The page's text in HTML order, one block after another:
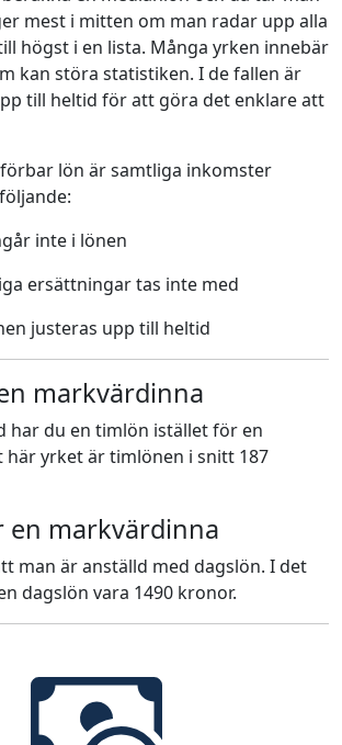
mest i mitten om man radar upp alla
högst i en lista. Många yrken innebär
kan störa statistiken. I de fallen är
till heltid för att göra det enklare att
lön är samtliga inkomster
inte i lönen
ersättningar tas inte med
justeras upp till heltid
markvärdinna
har du en timlön istället för en
här yrket är timlönen i snitt 187
en markvärdinna
man är anställd med dagslön. I det
dagslön vara 1490 kronor.